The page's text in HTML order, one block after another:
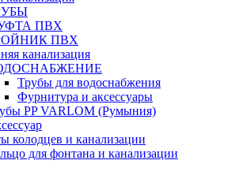
ПВХ
ПВХ
канализация
Трубы для водоснабжения
Фурнитура и аксессуары
PP VARLOM (Румыния)
колодцев и канализации
для фонтана и канализации